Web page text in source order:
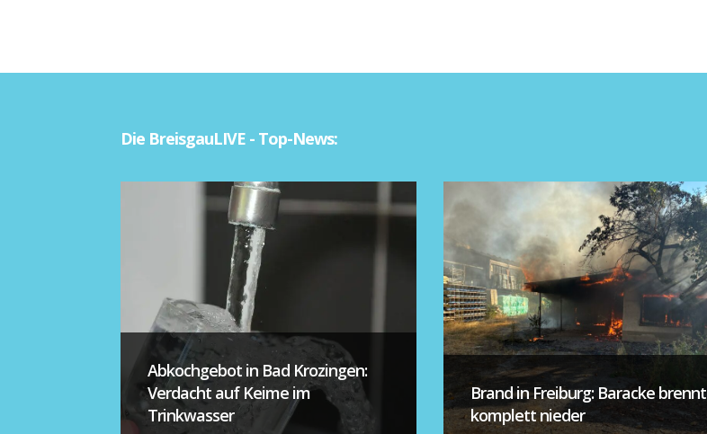
Die BreisgauLIVE - Top-News:
Abkochgebot in Bad Krozingen:
Verdacht auf Keime im
Trinkwasser
Brand in Freiburg: Baracke brennt
komplett nieder